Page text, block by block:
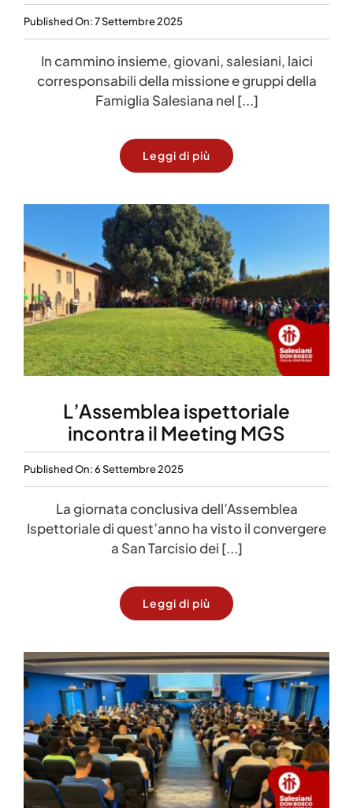
Published On: 7 Settembre 2025
In cammino insieme, giovani, salesiani, laici
corresponsabili della missione e gruppi della
Famiglia Salesiana nel [...]
Leggi di più
L’Assemblea ispettoriale
incontra il Meeting MGS
Published On: 6 Settembre 2025
La giornata conclusiva dell’Assemblea
Ispettoriale di quest’anno ha visto il convergere
a San Tarcisio dei [...]
Leggi di più